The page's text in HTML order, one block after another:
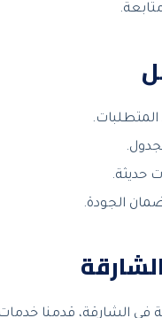
المتطلبات.
حديثة.
الجودة.
في الشارقة، قدمنا